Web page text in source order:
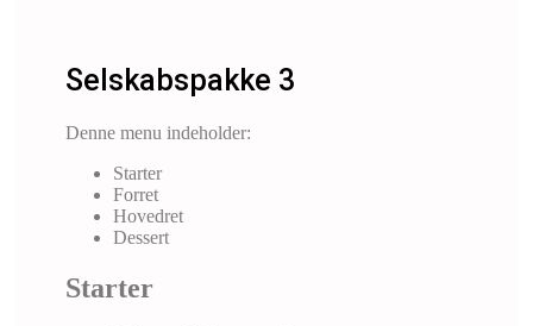
Selskabspakke 3
Denne menu indeholder:
Starter
Forret
Hovedret
Dessert
Starter